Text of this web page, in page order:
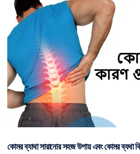
কোমর ব্যাথা সারানোর সহজ উপায় এবং কোমর ব্যথা